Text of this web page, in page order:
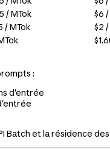
/ MTok $6
/ MTok $2
:
d'entrée
Batch et la résidence